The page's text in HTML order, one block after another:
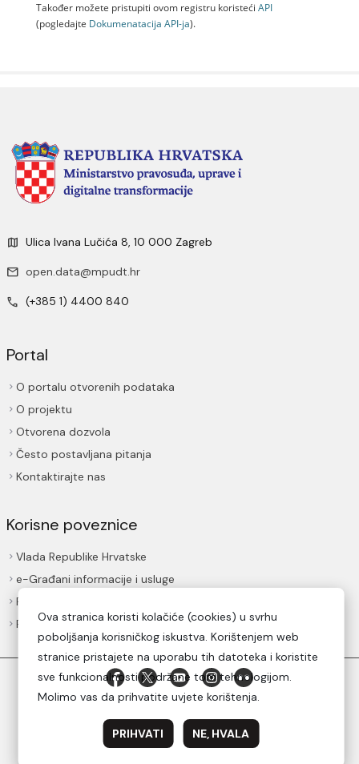
Također možete pristupiti ovom registru koristeći API
(pogledajte Dokumenаtаcijа API-jа).